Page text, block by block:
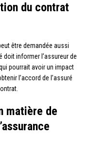
du contrat
être demandée aussi
doit informer l’assureur de
pourrait avoir un impact
l’accord de l’assuré
matière de